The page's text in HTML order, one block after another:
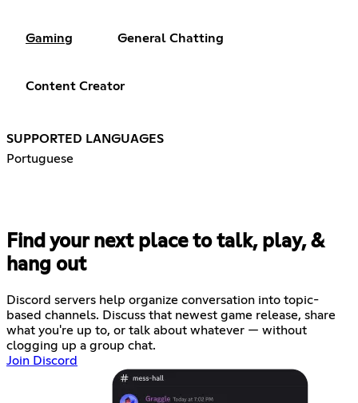
Gaming General Chatting
Content Creator
SUPPORTED LANGUAGES
Portuguese
Find your next place to talk, play, &
hang out
Discord servers help organize conversation into topic-
based channels. Discuss that newest game release, share
what you're up to, or talk about whatever — without
clogging up a group chat.
Join Discord